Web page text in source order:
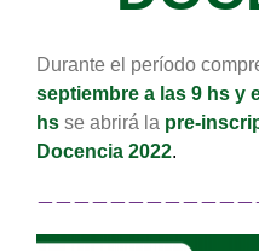
Durante el período
septiembre a las 9 hs y
hs se abrirá la pre-
Docencia 2022.